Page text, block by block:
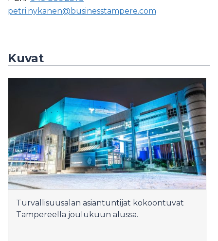
petri.nykanen@businesstampere.com
Kuvat
Turvallisuusalan asiantuntijat kokoontuvat
Tampereella joulukuun alussa.